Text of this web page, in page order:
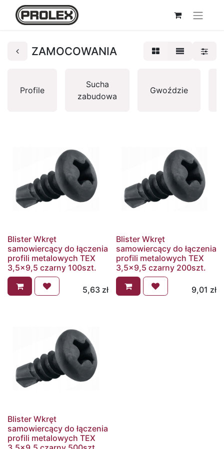
ZAMOCOWANIA
Profile
Sucha
zabudowa
Gwoździe
Blister Wkręt
samowiercący do łączenia
profili metalowych TEX
3,5x9,5 czarny 100szt.
5,63zł
Blister Wkręt
samowiercący do łączenia
profili metalowych TEX
3,5x9,5 czarny 200szt.
9,01 zł
Blister Wkręt
samowiercący do łączenia
profili metalowych TEX